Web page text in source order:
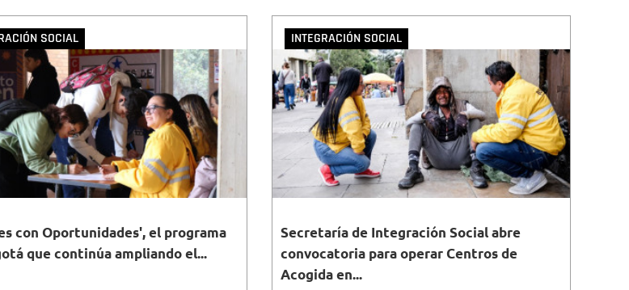
SOCIAL
con Oportunidades', el programa
que continúa ampliando el...
INTEGRACIÓN SOCIAL
Secretaría de Integración Social abre
convocatoria para operar Centros de
Acogida en...